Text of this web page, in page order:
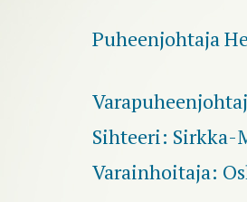
Puheenjohtaja
Sihteeri: Sirkka-
Varainhoitaja: